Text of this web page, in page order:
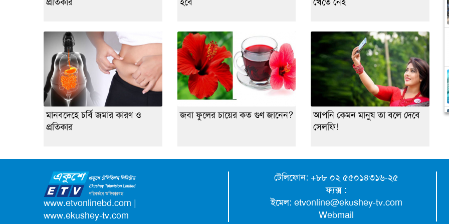
মানবদেহে চর্বি জমার কারণ ও
প্রতিকার
জবা ফুলের চায়ের কত গুণ জানেন?
আপনি কেমন মানুষ তা বলে দেবে
সেলফি!
www.etvonlinebd.com |
www.ekushey-tv.com
টেলিফোন: +৮৮ ০২ ৫৫০১৪৩১৬-২৫
ফ্যক্স :
ইমেল: etvonline@ekushey-tv.com
Webmail